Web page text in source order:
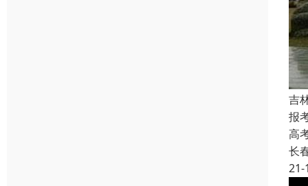
吉
报
高
长
21-